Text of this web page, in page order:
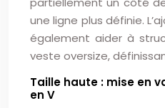
une ligne plus définie.
également aider à
veste oversize,
Taille haute : mise en
en V